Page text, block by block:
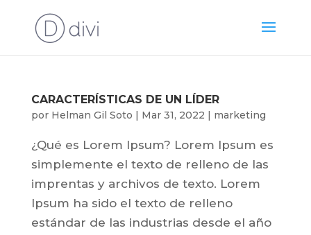
CARACTERÍSTICAS DE UN LÍDER
por Helman Gil Soto | Mar 31, 2022 | marketing
¿Qué es Lorem Ipsum? Lorem Ipsum es
simplemente el texto de relleno de las
imprentas y archivos de texto. Lorem
Ipsum ha sido el texto de relleno
estándar de las industrias desde el año